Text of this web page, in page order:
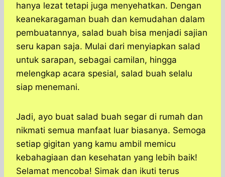
hanya lezat tetapi juga menyehatkan.​ Dengan
keanekaragaman buah dan kemudahan dalam
pembuatannya, salad buah bisa menjadi sajian
seru kapan saja. Mulai dari menyiapkan salad
untuk sarapan, sebagai camilan, hingga
melengkap acara spesial, salad buah selalu
siap menemani.
Jadi, ayo buat salad buah segar di rumah dan
nikmati semua manfaat luar biasanya. Semoga
setiap gigitan yang kamu ambil memicu
kebahagiaan dan kesehatan yang lebih baik!
Selamat mencoba! Simak dan ikuti terus